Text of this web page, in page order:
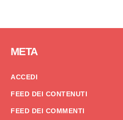
META
ACCEDI
FEED DEI CONTENUTI
FEED DEI COMMENTI